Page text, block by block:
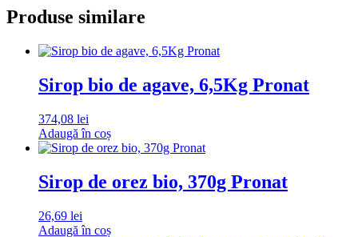
Produse similare
Sirop bio de agave, 6,5Kg Pronat
374,08 lei
Adaugă în coș
Sirop de orez bio, 370g Pronat
26,69 lei
Adaugă în coș